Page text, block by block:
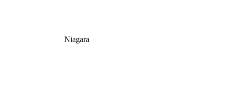
Niagara